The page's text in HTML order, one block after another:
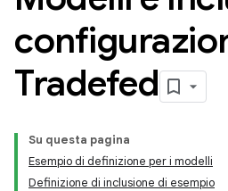
Tradefed
Su questa pagina
Esempio di definizione per i modelli
Definizione di inclusione di esempio